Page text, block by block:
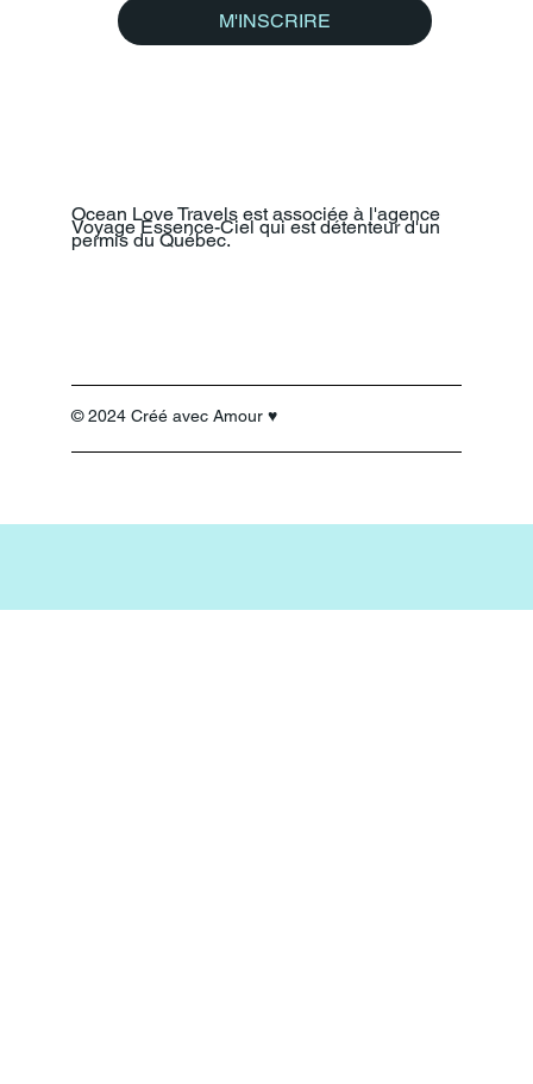
M'INSCRIRE
© 2024 Créé avec Amour ♥
Ocean Love Travels est associée à l'agence
Voyage Essence-Ciel qui est détenteur d'un
permis du Québec.